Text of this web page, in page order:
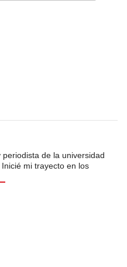
de la universidad
mi trayecto en los